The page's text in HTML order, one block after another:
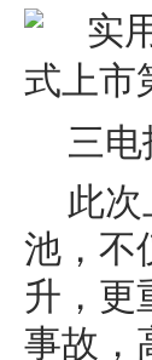
三
此
池，不
升，更
事故，